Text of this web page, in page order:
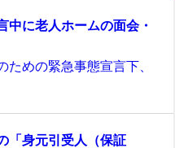
中に老人ホームの面会・
ための緊急事態宣言下、
「身元引受人（保証